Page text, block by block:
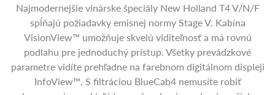
Najmodernejšie vinárske špeciály New Holland T4 V/N/F
spĺňajú požiadavky emisnej normy Stage V. Kabína
VisionView™ umožňuje skvelú viditeľnosť a má rovnú
podlahu pre jednoduchý prístup. Všetky prevádzkové
parametre vidíte prehľadne na farebnom digitálnom displeji
InfoView™. S filtráciou BlueCab4 nemusíte robiť